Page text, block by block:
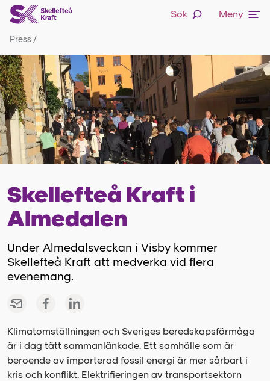
Sök
Meny
Press/
Skellefteå Kraft i
Almedalen
Under Almedalsveckan i Visby kommer
Skellefteå Kraft att medverka vid flera
evenemang.
Klimatomställningen och Sveriges beredskapsförmåga
är i dag tätt sammanlänkade. Ett samhälle som är
beroende av importerad fossil energi är mer sårbart i
kris och konflikt. Elektrifieringen av transportsektorn